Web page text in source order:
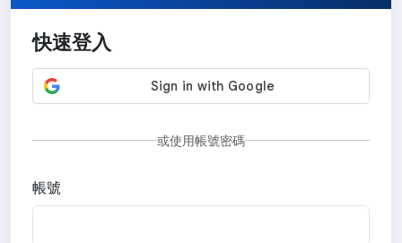
快速登入
或使用帳號密碼
帳號